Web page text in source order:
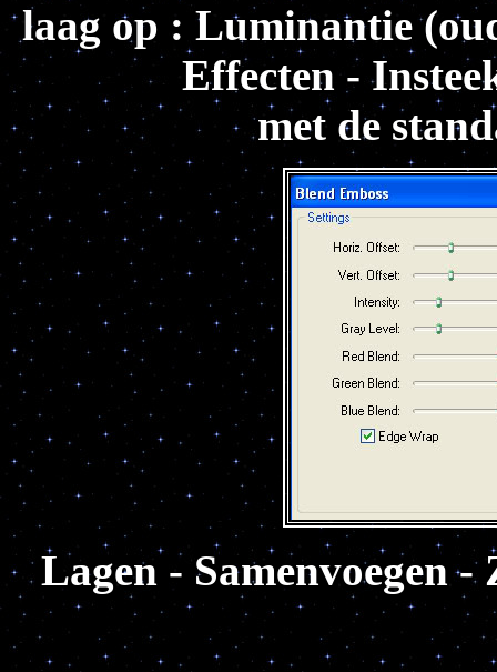
laag op : Luminantie
Effecten -
met de
Lagen - Samenvoegen -